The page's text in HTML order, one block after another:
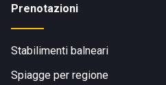
Prenotazioni
Stabilimenti balneari
Spiagge per regione